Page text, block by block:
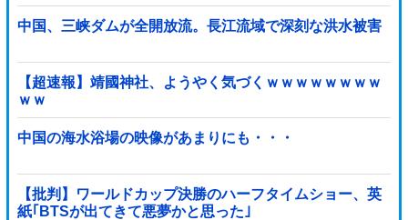
中国、三峡ダムが全開放流。長江流域で深刻な洪水被害
【超速報】靖國神社、ようやく気づくｗｗｗｗｗｗｗｗ
ｗｗ
中国の海水浴場の映像があまりにも・・・
【批判】ワールドカップ決勝のハーフタイムショー、英
紙｢BTSが出てきて悪夢かと思った｣